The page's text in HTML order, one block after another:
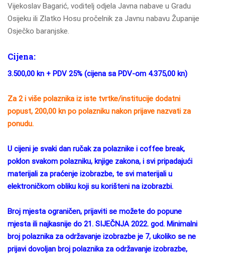
Vijekoslav Bagarić, voditelj odjela Javna nabave u Gradu
Osijeku ili Zlatko Hosu pročelnik za Javnu nabavu Županije
Osječko baranjske.
Cijena:
3.500,00 kn + PDV 25% (cijena sa PDV-om 4.375,00 kn)
Za 2 i više polaznika iz iste tvrtke/institucije dodatni
popust, 200,00 kn po polazniku nakon prijave nazvati za
ponudu.
U cijeni je svaki dan ručak za polaznike i coffee break,
poklon svakom polazniku, knjige zakona, i svi pripadajući
materijali za praćenje izobrazbe, te svi materijali u
elektroničkom obliku koji su korišteni na izobrazbi.
Broj mjesta ograničen, prijaviti se možete do popune
mjesta ili najkasnije do 21. SIJEČNJA 2022. god. Minimalni
broj polaznika za održavanje izobrazbe je 7, ukoliko se ne
prijavi dovoljan broj polaznika za održavanje izobrazbe,